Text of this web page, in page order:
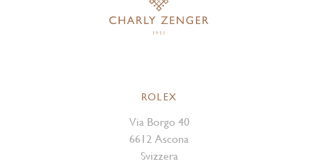
ROLEX
Via Borgo 40
6612 Ascona
Svizzera